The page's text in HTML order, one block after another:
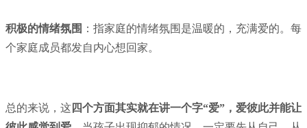
积极的情绪氛围 ：指家庭的情绪氛围是温暖的，充满爱的。每
个家庭成员都发自内心想回家。
总的来说，这四个方面其实就在讲一个字“爱”，爱彼此并能让